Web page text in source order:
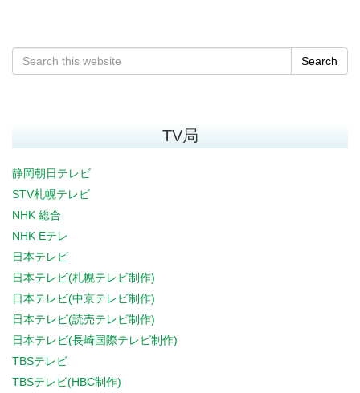
Search
TV局
静岡朝日テレビ
STV札幌テレビ
NHK 総合
NHK Eテレ
日本テレビ
日本テレビ(札幌テレビ制作)
日本テレビ(中京テレビ制作)
日本テレビ(読売テレビ制作)
日本テレビ(長崎国際テレビ制作)
TBSテレビ
TBSテレビ(HBC制作)